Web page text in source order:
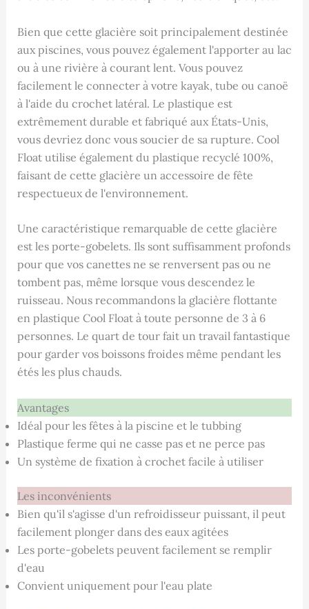
Bien que cette glacière soit principalement destinée
aux piscines, vous pouvez également l'apporter au lac
ou à une rivière à courant lent. Vous pouvez
facilement le connecter à votre kayak, tube ou canoë
à l'aide du crochet latéral. Le plastique est
extrêmement durable et fabriqué aux États-Unis,
vous devriez donc vous soucier de sa rupture. Cool
Float utilise également du plastique recyclé 100%,
faisant de cette glacière un accessoire de fête
respectueux de l'environnement.
Une caractéristique remarquable de cette glacière
est les porte-gobelets. Ils sont suffisamment profonds
pour que vos canettes ne se renversent pas ou ne
tombent pas, même lorsque vous descendez le
ruisseau. Nous recommandons la glacière flottante
en plastique Cool Float à toute personne de 3 à 6
personnes. Le quart de tour fait un travail fantastique
pour garder vos boissons froides même pendant les
étés les plus chauds.
Avantages
Idéal pour les fêtes à la piscine et le tubbing
Plastique ferme qui ne casse pas et ne perce pas
Un système de fixation à crochet facile à utiliser
Les inconvénients
Bien qu'il s'agisse d'un refroidisseur puissant, il peut
facilement plonger dans des eaux agitées
Les porte-gobelets peuvent facilement se remplir
d'eau
Convient uniquement pour l'eau plate